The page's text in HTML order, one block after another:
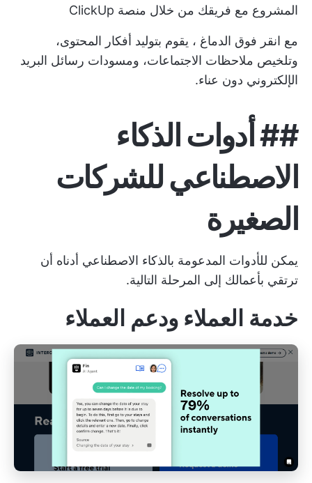
المشروع مع فريقك من خلال منصة ClickUp
مع انقر فوق الدماغ ، يقوم بتوليد أفكار المحتوى،
وتلخيص ملاحظات الاجتماعات، ومسودات رسائل البريد
الإلكتروني دون عناء.
## أدوات الذكاء
الاصطناعي للشركات
الصغيرة
يمكن للأدوات المدعومة بالذكاء الاصطناعي أدناه أن
ترتقي بأعمالك إلى المرحلة التالية.
خدمة العملاء ودعم العملاء